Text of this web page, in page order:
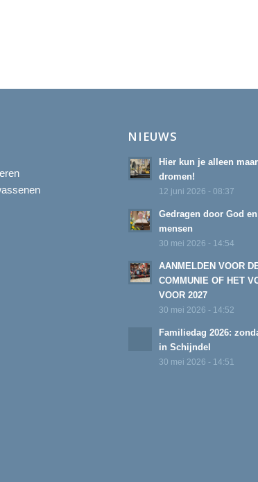
NIEUWS
Hier kun je alleen
dromen!
12 juni 2026 - 08:37
Gedragen door God
mensen
30 mei 2026 - 14:54
AANMELDEN VOOR
COMMUNIE OF HET
VOOR 2027
30 mei 2026 - 14:52
Familiedag 2026:
in Schijndel
30 mei 2026 - 14:51